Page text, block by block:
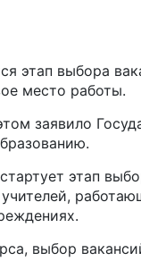
этап выбора
место работы.
заявило
этап
выбор